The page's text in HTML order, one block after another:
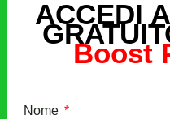
ACCEDI
Boost
Nome